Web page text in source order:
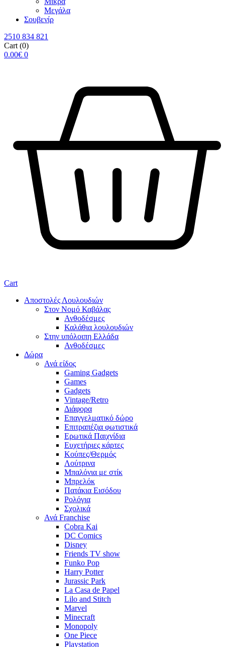
Μεγάλα
Σουβενίρ
2510 834 821
Cart (0)
0.00€ 0
Cart
Αποστολές Λουλουδιών
Στον Νομό Καβάλας
Ανθοδέσμες
Καλάθια λουλουδιών
Στην υπόλοιπη Ελλάδα
Ανθοδέσμες
Δώρα
Ανά είδος
Gaming Gadgets
Games
Gadgets
Vintage/Retro
Διάφορα
Επαγγελματικό δώρο
Επιτραπέζια φωτιστικά
Ερωτικά Παιχνίδια
Ευχετήριες κάρτες
Κούπες/Θερμός
Λούτρινα
Μπαλόνια με στίκ
Μπρελόκ
Πατάκια Εισόδου
Ρολόγια
Σχολικά
Ανά Franchise
Cobra Kai
DC Comics
Disney
Friends TV show
Funko Pop
Harry Potter
Jurassic Park
La Casa de Papel
Lilo and Stitch
Marvel
Minecraft
Monopoly
One Piece
Playstation